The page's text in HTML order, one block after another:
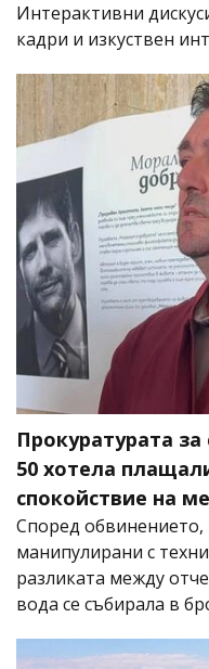
Интерактивни
кадри и изкуствен
Прокуратурата
50 хотела
спокойствие на
Според
манипулирани с
разликата между
вода се събирала в